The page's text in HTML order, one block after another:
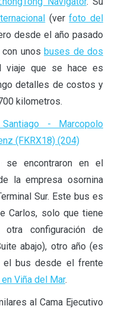
(verfoto del
desde el año pasado
unos buses de dos
viaje que se hace es
detalles de costos y
kilometros.
se encontraron en el
la empresa osornina
Sur. Este bus es
Carlos, solo que tiene
configuración de
abajo), otro año (es
el bus desde el frente
Viña del Mar.
al Cama Ejecutivo